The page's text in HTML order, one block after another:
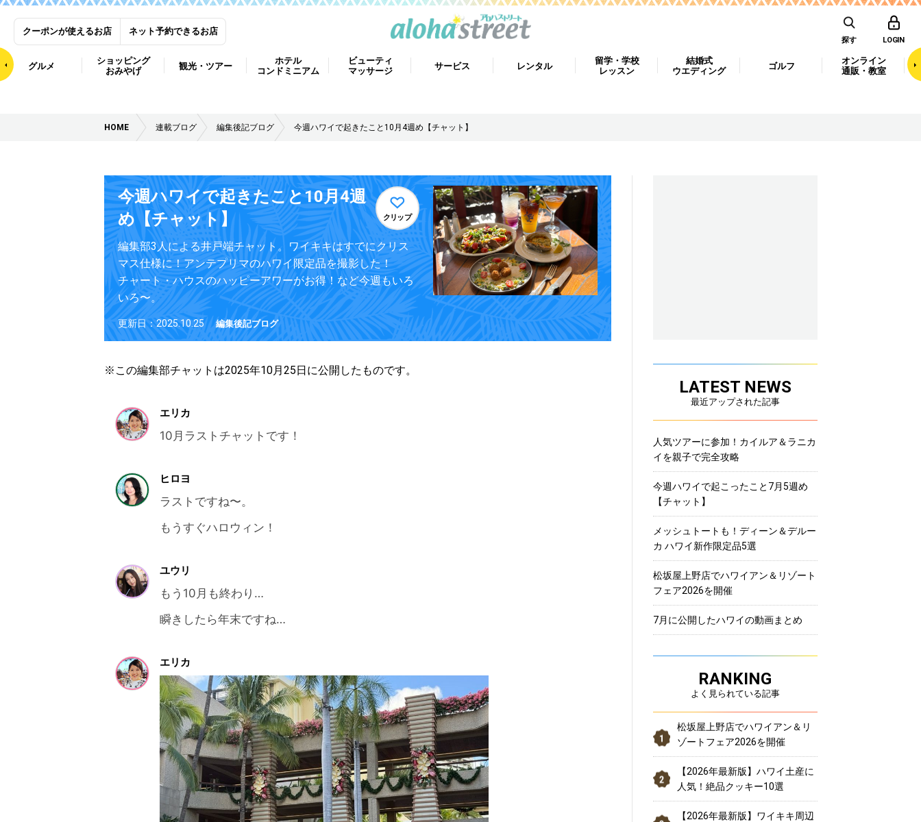
クーポンが使えるお店 ネット予約できるお店
探す LOGIN
グルメ
ショッピング
おみやげ
観光・ツアー
ホテル
コンドミニアム
ビューティ
マッサージ
サービス レンタル
留学・学校
レッスン
結婚式
ウエディング
ゴルフ
オンライン
通販・教室
HOME 連載ブログ 編集後記ブログ 今週ハワイで起きたこと10月4週め【チャット】
今週ハワイで起きたこと10月4週
め【チャット】
クリップ
編集部3人による井戸端チャット。ワイキキはすでにクリス
マス仕様に！アンテプリマのハワイ限定品を撮影した！
チャート・ハウスのハッピーアワーがお得！など今週もいろ
いろ〜。
更新日：2025.10.25 編集後記ブログ
※この編集部チャットは2025年10月25日に公開したものです。
LATEST NEWS
最近アップされた記事
人気ツアーに参加！カイルア＆ラニカ
イを親子で完全攻略
今週ハワイで起こったこと7月5週め
【チャット】
メッシュトートも！ディーン＆デルー
カ ハワイ新作限定品5選
松坂屋上野店でハワイアン＆リゾート
フェア2026を開催
7月に公開したハワイの動画まとめ
RANKING
よく見られている記事
松坂屋上野店でハワイアン＆リ
ゾートフェア2026を開催
【2026年最新版】ハワイ土産に
人気！絶品クッキー10選
【2026年最新版】ワイキキ周辺